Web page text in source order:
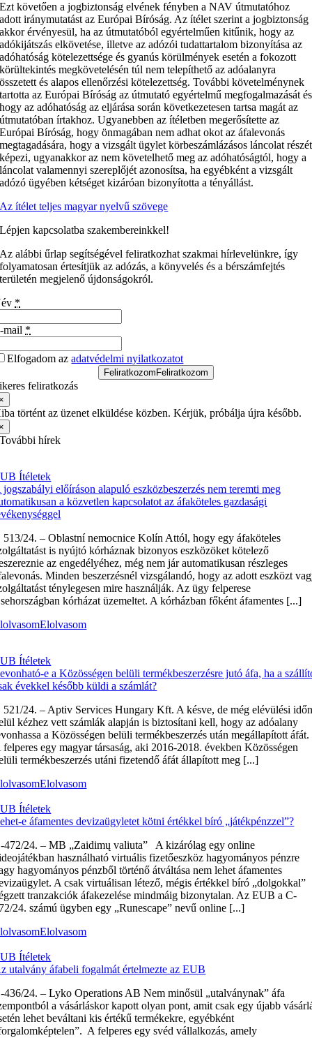
Ezt követően a jogbiztonság elvének fényben a NAV útmutatóhoz
adott iránymutatást az Európai Bíróság. Az ítélet szerint a jogbiztonság
akkor érvényesül, ha az útmutatóból egyértelműen kitűnik, hogy az
adókijátszás elkövetése, illetve az adózói tudattartalom bizonyítása az
adóhatóság kötelezettsége és gyanús körülmények esetén a fokozott
körültekintés megkövetelésén túl nem telepíthető az adóalanyra
összetett és alapos ellenőrzési kötelezettség. További követelménynek
tartotta az Európai Bíróság az útmutató egyértelmű megfogalmazását és
hogy az adóhatóság az eljárása során következetesen tartsa magát az
útmutatóban írtakhoz. Ugyanebben az ítéletben megerősítette az
Európai Bíróság, hogy önmagában nem adhat okot az áfalevonás
megtagadására, hogy a vizsgált ügylet körbeszámlázásos láncolat részét
képezi, ugyanakkor az nem követelhető meg az adóhatóságtól, hogy a
láncolat valamennyi szereplőjét azonosítsa, ha egyébként a vizsgált
adózó ügyében kétséget kizáróan bizonyította a tényállást.
Az ítélet teljes magyar nyelvű szövege
Lépjen kapcsolatba szakembereinkkel!
Az alábbi űrlap segítségével feliratkozhat szakmai hírlevelünkre, így
folyamatosan értesítjük az adózás, a könyvelés és a bérszámfejtés
területén megjelenő újdonságokról.
*
mail *
Elfogadom azadatvédelmi nyilatkozatot
Feliratkozom Feliratkozom
feliratkozás
történt az üzenet elküldése közben. Kérjük, próbálja újra később.
További hírek
Ítéletek
jogszabályi előíráson alapuló eszközbeszerzés nem teremti meg
a közvetlen kapcsolatot az áfaköteles gazdasági
513/24. – Oblastní nemocnice Kolín Attól, hogy egy áfaköteles
is nyújtó kórháznak bizonyos eszközöket kötelező
az engedélyéhez, még nem jár automatikusan részleges
Minden beszerzésnél vizsgálandó, hogy az adott eszközt
ténylegesen mire használják. Az ügy felperese
kórházat üzemeltet. A kórházban főként áfamentes [...]
Elolvasom
Ítéletek
e a Közösségen belüli termékbeszerzésre jutó áfa, ha a
évekkel később küldi a számlát?
521/24. – Aptiv Services Hungary Kft. A késve, de még elévülési
kézhez vett számlák alapján is biztosítani kell, hogy az adóalany
a Közösségen belüli termékbeszerzés után megállapított áfát.
felperes egy magyar társaság, aki 2016-2018. években Közösségen
termékbeszerzés utáni fizetendő áfát állapított meg [...]
Elolvasom
Ítéletek
e áfamentes devizaügyletet kötni értékkel bíró „játékpénzzel”?
24. – MB „Zaidimų valiuta” A kizárólag egy online
használható virtuális fizetőeszköz hagyományos pénzre
hagyományos pénzből történő átváltása nem lehet áfamentes
A csak virtuálisan létező, mégis értékkel bíró „dolgokkal”
tranzakciók áfakezelése mindmáig bizonytalan. Az EUB a C-
24. számú ügyben egy „Runescape” nevű online [...]
Elolvasom
Ítéletek
utalvány áfabeli fogalmát értelmezte az EUB
24. – Lyko Operations AB Nem minősül „utalványnak” áfa
a vásárláskor kapott olyan pont, amit csak egy újabb
lehet beváltani kis értékű termékekre, egyébként
A felperes egy svéd vállalkozás, amely